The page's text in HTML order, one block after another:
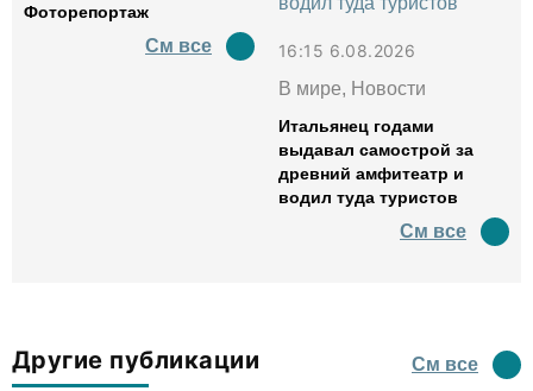
Фоторепортаж
См все
16:15 6.08.2026
В мире, Новости
Итальянец годами
выдавал самострой за
древний амфитеатр и
водил туда туристов
См все
Другие публикации См все